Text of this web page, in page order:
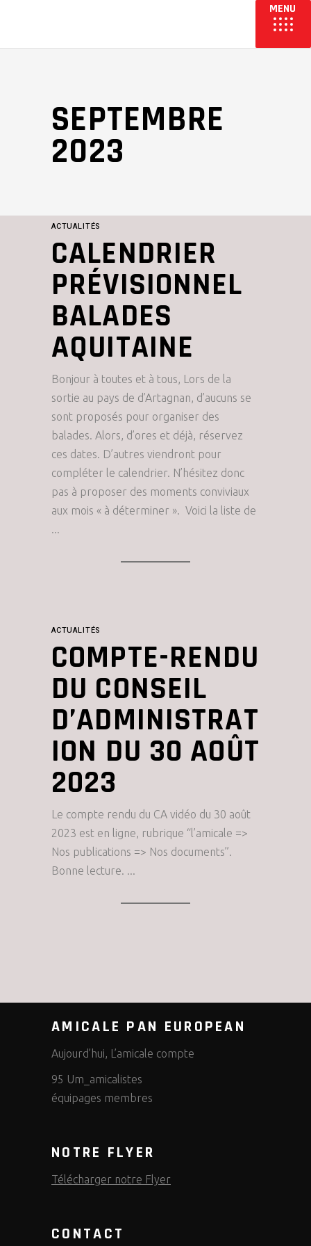
SEPTEMBRE
2023
ACTUALITÉS
CALENDRIER
PRÉVISIONNEL
BALADES
AQUITAINE
Bonjour à toutes et à tous, Lors de la
sortie au pays de d’Artagnan, d’aucuns se
sont proposés pour organiser des
balades. Alors, d’ores et déjà, réservez
ces dates. D’autres viendront pour
compléter le calendrier. N’hésitez donc
pas à proposer des moments conviviaux
aux mois « à déterminer ». Voici la liste de
ACTUALITÉS
COMPTE-RENDU
DU CONSEIL
D’ADMINISTRAT
ION DU 30 AOÛT
2023
Le compte rendu du CA vidéo du 30 août
2023 est en ligne, rubrique “l’amicale =>
Nos publications => Nos documents”.
Bonne lecture.
AMICALE PAN EUROPEAN
Aujourd’hui, L’amicale compte
95 Um_amicalistes
équipages membres
NOTRE FLYER
Télécharger notre Flyer
CONTACT